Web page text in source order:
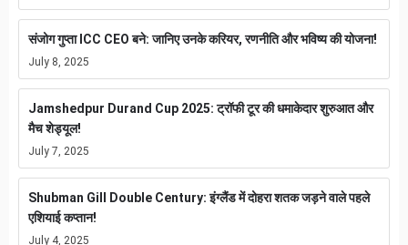
संजोग गुप्ता ICC CEO बने: जानिए उनके करियर, रणनीति और भविष्य की योजना!
July 8, 2025
Jamshedpur Durand Cup 2025: ट्रॉफी टूर की धमाकेदार शुरुआत और
मैच शेड्यूल!
July 7, 2025
Shubman Gill Double Century: इंग्लैंड में दोहरा शतक जड़ने वाले पहले
एशियाई कप्तान!
July 4, 2025